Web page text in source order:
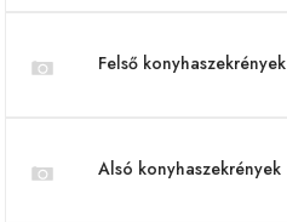
Felső konyhaszekrények
Alsó konyhaszekrények